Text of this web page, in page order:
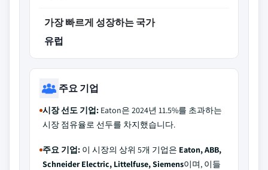
가장 빠르게 성장하는 국가
유럽
주요 기업
시장 선도 기업: Eaton은 2024년 11.5%를 초과하는
시장 점유율로 선두를 차지했습니다.
주요 기업: 이 시장의 상위 5개 기업은 Eaton, ABB,
Schneider Electric, Littelfuse, Siemens이며, 이들